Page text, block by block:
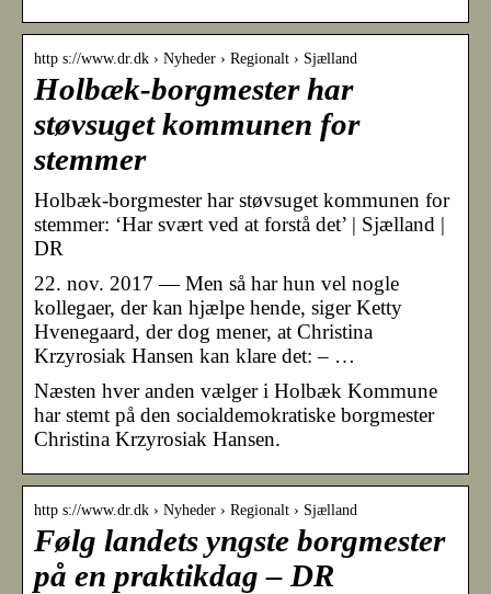
http s://www.dr.dk › Nyheder › Regionalt › Sjælland
Holbæk-borgmester har
støvsuget kommunen for
stemmer
Holbæk-borgmester har støvsuget kommunen for
stemmer: ‘Har svært ved at forstå det’ | Sjælland |
DR
22. nov. 2017 — Men så har hun vel nogle
kollegaer, der kan hjælpe hende, siger Ketty
Hvenegaard, der dog mener, at Christina
Krzyrosiak Hansen kan klare det: – …
Næsten hver anden vælger i Holbæk Kommune
har stemt på den socialdemokratiske borgmester
Christina Krzyrosiak Hansen.
http s://www.dr.dk › Nyheder › Regionalt › Sjælland
Følg landets yngste borgmester
på en praktikdag – DR